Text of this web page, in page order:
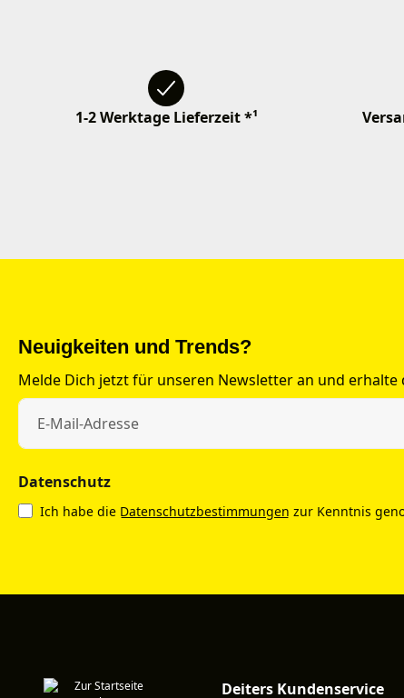
1-2 Werktage Lieferzeit *¹
Neuigkeiten und Trends?
Melde Dich jetzt für unseren Newsletter an und
Datenschutz
Ich habe die Datenschutzbestimmungen zur Kenntnis
Deiters Kundenservice